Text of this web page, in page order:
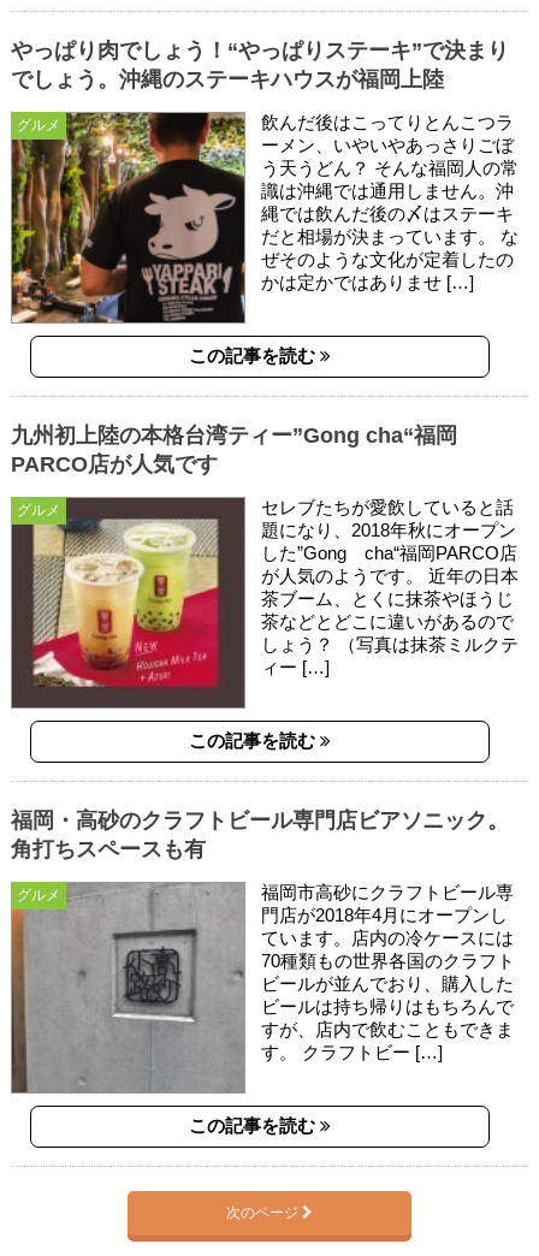
グルメ
やっぱり肉でしょう！“やっぱりステーキ”で決まり
でしょう。沖縄のステーキハウスが福岡上陸
飲んだ後はこってりとんこつラ
ーメン、いやいやあっさりごぼ
う天うどん？ そんな福岡人の常
識は沖縄では通用しません。沖
縄では飲んだ後の〆はステーキ
だと相場が決まっています。 な
ぜそのような文化が定着したの
かは定かではありませ […]
この記事を読む
グルメ
九州初上陸の本格台湾ティー”Gong cha“福岡
PARCO店が人気です
セレブたちが愛飲していると話
題になり、2018年秋にオープン
した”Gong cha“福岡PARCO店
が人気のようです。 近年の日本
茶ブーム、とくに抹茶やほうじ
茶などとどこに違いがあるので
しょう？ （写真は抹茶ミルクテ
ィー […]
この記事を読む
グルメ
福岡・高砂のクラフトビール専門店ビアソニック。
角打ちスペースも有
福岡市高砂にクラフトビール専
門店が2018年4月にオープンし
ています。店内の冷ケースには
70種類もの世界各国のクラフト
ビールが並んでおり、購入した
ビールは持ち帰りはもちろんで
すが、店内で飲むこともできま
す。 クラフトビー […]
この記事を読む
次のページ